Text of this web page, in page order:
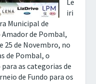
iri
Municipal de
de Pombal,
25 de Novembro, no
de Pombal, o
as categorias de
de Fundo para os